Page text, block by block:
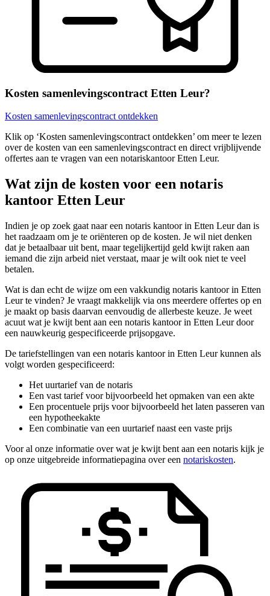
Kosten samenlevingscontract Etten Leur?
Kosten samenlevingscontract ontdekken
Klik op ‘Kosten samenlevingscontract ontdekken’ om meer te lezen
over de kosten van een samenlevingscontract en direct vrijblijvende
offertes aan te vragen van een notariskantoor Etten Leur.
Wat zijn de kosten voor een notaris
kantoor Etten Leur
Indien je op zoek gaat naar een notaris kantoor in Etten Leur dan is
het raadzaam om je te oriënteren op de kosten. Je wil niet denken
dat je betaalbaar uit bent, maar tegelijkertijd geld kwijt raken aan
iemand die zijn arbeid niet verstaat, maar je wilt ook niet te veel
betalen.
Wat is dan echt de wijze om een vakkundig notaris kantoor in Etten
Leur te vinden? Je vraagt makkelijk via ons meerdere offertes op en
je maakt op basis daarvan eenvoudig de allerbeste keuze. Je weet
acuut wat je kwijt bent aan een notaris kantoor in Etten Leur door
een nauwkeurig gespecificeerde prijsopgave.
De tariefstellingen van een notaris kantoor in Etten Leur kunnen als
volgt worden gespecificeerd:
Het uurtarief van de notaris
Een vast tarief voor bijvoorbeeld het opmaken van een akte
Een procentuele prijs voor bijvoorbeeld het laten passeren van
een hypotheekakte
Een combinatie van een uurtarief naast een vaste prijs
Voor al onze informatie over wat je kwijt bent aan een notaris kijk je
op onze uitgebreide informatiepagina over een notariskosten.